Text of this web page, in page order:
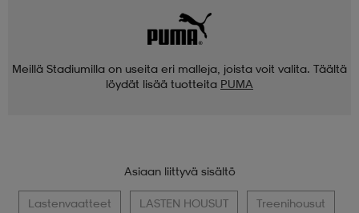
Meillä Stadiumilla on useita eri malleja, joista voit valita. Täältä
löydät lisää tuotteita PUMA
Asiaan liittyvä sisältö
Lastenvaatteet LASTEN HOUSUT Treenihousut